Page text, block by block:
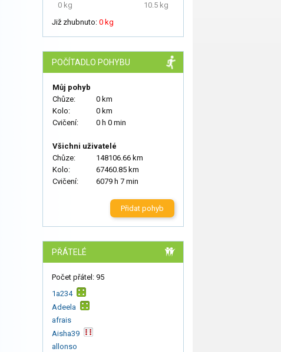
0 kg
10.5 kg
Již zhubnuto: 0 kg
POČÍTADLO POHYBU
Můj pohyb
Chůze:
0 km
Kolo:
0 km
Cvičení:
0 h 0 min
Všichni uživatelé
Chůze:
148106.66 km
Kolo:
67460.85 km
Cvičení:
6079 h 7 min
Přidat pohyb
PŘÁTELÉ
Počet přátel: 95
1a234
Adeela
afrais
Aisha39
allonso